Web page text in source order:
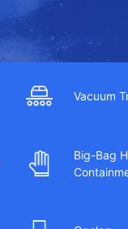
Vacuum
Big-Bag